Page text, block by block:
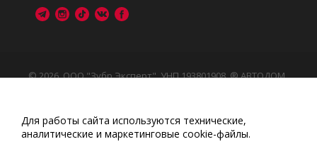
© 2026, ООО "Зубр Эксперт", УНП 193801908. ® АВТОДОМ
Обращаем Ваше внимание на то, что данный интернет-
сайт носит исключительно информационный характер
Любое использование либо копирование материалов
Для работы сайта используются технические,
аналитические и маркетинговые сооkіе-файлы.